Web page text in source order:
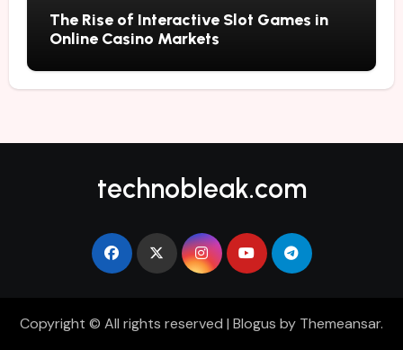
The Rise of Interactive Slot Games in
Online Casino Markets
technobleak.com
Copyright © All rights reserved | Blogus by Themeansar.